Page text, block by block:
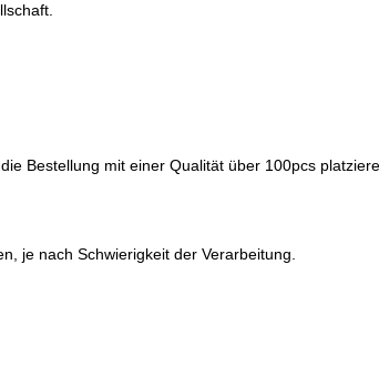
Bestellung mit einer Qualität über 100pcs
je nach Schwierigkeit der Verarbeitung.